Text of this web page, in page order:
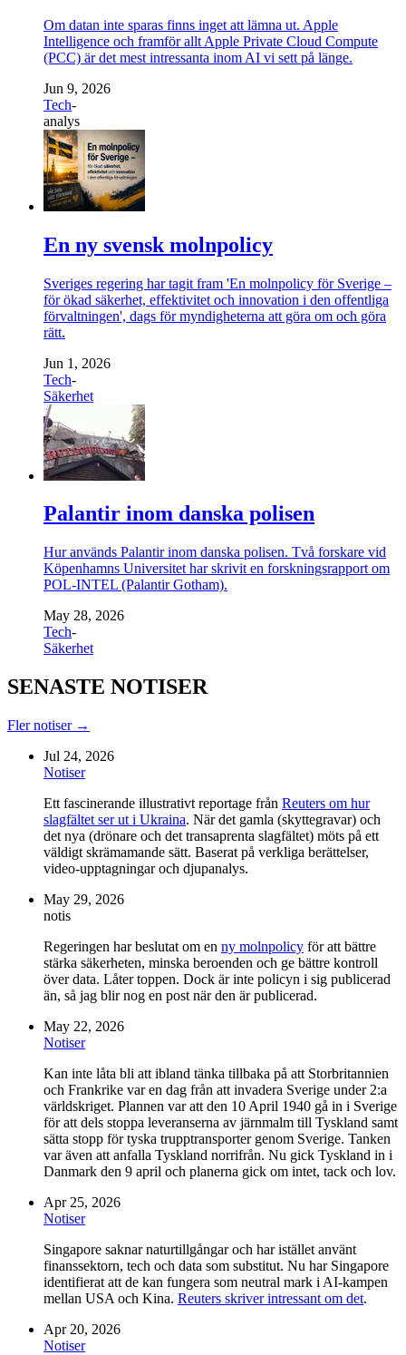
Om datan inte sparas finns inget att lämna ut. Apple
Intelligence och framför allt Apple Private Cloud Compute
(PCC) är det mest intressanta inom AI vi sett på länge.
Jun 9, 2026
Tech-
analys
En ny svensk molnpolicy
Sveriges regering har tagit fram 'En molnpolicy för Sverige –
för ökad säkerhet, effektivitet och innovation i den offentliga
förvaltningen', dags för myndigheterna att göra om och göra
rätt.
Jun 1, 2026
Tech-
Säkerhet
Palantir inom danska polisen
Hur används Palantir inom danska polisen. Två forskare vid
Köpenhamns Universitet har skrivit en forskningsrapport om
POL-INTEL (Palantir Gotham).
May 28, 2026
Tech-
Säkerhet
SENASTE NOTISER
Fler notiser →
Jul 24, 2026
Notiser
Ett fascinerande illustrativt reportage från Reuters om hur
slagfältet ser ut i Ukraina. När det gamla (skyttegravar) och
det nya (drönare och det transaprenta slagfältet) möts på ett
väldigt skrämamande sätt. Baserat på verkliga berättelser,
video-upptagningar och djupanalys.
May 29, 2026
notis
Regeringen har beslutat om en ny molnpolicy för att bättre
stärka säkerheten, minska beroenden och ge bättre kontroll
över data. Låter toppen. Dock är inte policyn i sig publicerad
än, så jag blir nog en post när den är publicerad.
May 22, 2026
Notiser
Kan inte låta bli att ibland tänka tillbaka på att Storbritannien
och Frankrike var en dag från att invadera Sverige under 2:a
världskriget. Plannen var att den 10 April 1940 gå in i Sverige
för att dels stoppa leveranserna av järnmalm till Tyskland samt
sätta stopp för tyska trupptransporter genom Sverige. Tanken
var även att anfalla Tyskland norrifrån. Nu gick Tyskland in i
Danmark den 9 april och planerna gick om intet, tack och lov.
Apr 25, 2026
Notiser
Singapore saknar naturtillgångar och har istället använt
finanssektorn, tech och data som substitut. Nu har Singapore
identifierat att de kan fungera som neutral mark i AI-kampen
mellan USA och Kina. Reuters skriver intressant om det.
Apr 20, 2026
Notiser